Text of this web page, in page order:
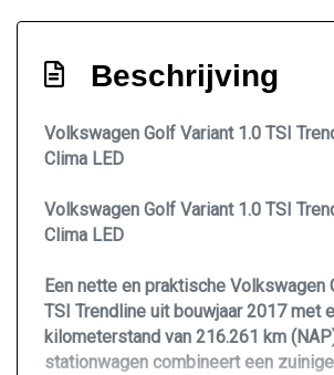
Achterbank in delen neerklapbaar
Airco automatisch
Armsteun voor
Binnenspiegel automatisch
Elektrische ramen achter
Hoofdsteunen anti-whiplash
Lederen versnellingspook
Beschrijving
Volkswagen Golf Variant 1.0 TSI
Clima LED
Volkswagen Golf Variant 1.0 TSI
Clima LED
Een nette en praktische Volkswagen
TSI Trendline uit bouwjaar 2017 met
kilometerstand van 216.261 km
stationwagen combineert een